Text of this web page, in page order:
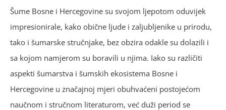
Šume Bosne i Hercegovine su svojom ljepotom oduvijek
impresionirale, kako obične ljude i zaljubljenike u prirodu,
tako i šumarske stručnjake, bez obzira odakle su dolazili i
sa kojom namjerom su boravili u njima. Iako su različiti
aspekti šumarstva i šumskih ekosistema Bosne i
Hercegovine u značajnoj mjeri obuhvaćeni postojećom
naučnom i stručnom literaturom, već duži period se